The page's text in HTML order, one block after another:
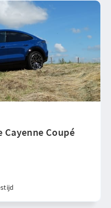
Cayenne Coupé